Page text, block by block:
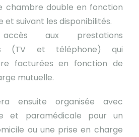
chambre double en fonction
et suivant les disponibilités.
aux prestations
(TV et téléphone) qui
facturées en fonction de
mutuelle.
ensuite organisée avec
et paramédicale pour un
ou une prise en charge